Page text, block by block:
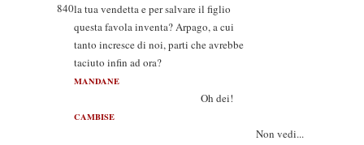
840la tua vendetta e per salvare il figlio
questa favola inventa? Arpago, a cui
tanto incresce di noi, parti che avrebbe
taciuto infin ad ora?
MANDANE
Oh dei!
CAMBISE
Non vedi...